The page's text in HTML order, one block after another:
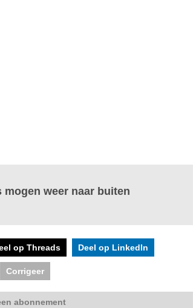
weer naar buiten
op Threads Deel op LinkedIn
Corrigeer
abonnement